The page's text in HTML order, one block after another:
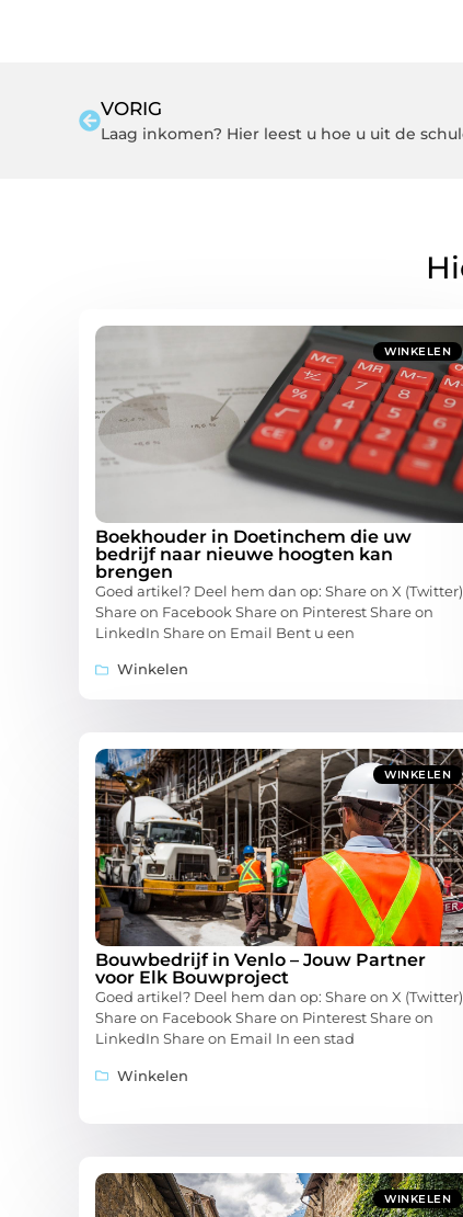
VORIG
Laag inkomen? Hier leest u hoe u uit de
WINKELEN
Boekhouder in Doetinchem die uw
bedrijf naar nieuwe hoogten kan
brengen
Goed artikel? Deel hem dan op: Share on X (Twitter)
Share on Facebook Share on Pinterest Share on
LinkedIn Share on Email Bent u een
Winkelen
WINKELEN
Bouwbedrijf in Venlo – Jouw Partner
voor Elk Bouwproject
Goed artikel? Deel hem dan op: Share on X (Twitter)
Share on Facebook Share on Pinterest Share on
LinkedIn Share on Email In een stad
Winkelen
WINKELEN